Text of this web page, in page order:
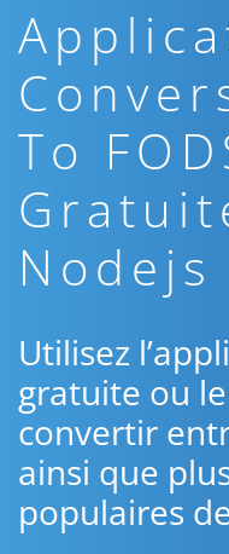
To
Nodejs
Utilisez
gratuite ou
convertir
ainsi que
populaires